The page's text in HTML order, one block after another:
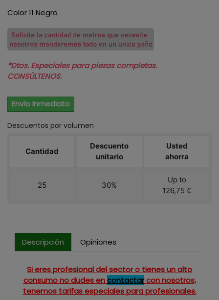
Color 11 Negro
*Dtos. Especiales para piezas completas.
CONSÚLTENOS.
Envío Inmediato
Descuentos por volumen
Cantidad
Descuento
unitario
Usted
ahorra
25 30%
Up to
126,75 €
Descripción Opiniones
Si eres profesional del sector o tienes un alto
consumo no dudes encontactarcon nosotros,
tenemos tarifas especiales para profesionales.